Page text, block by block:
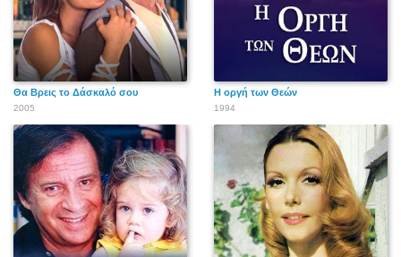
Θα Βρεις το Δάσκαλό σου
2005
Η οργή των Θεών
1994